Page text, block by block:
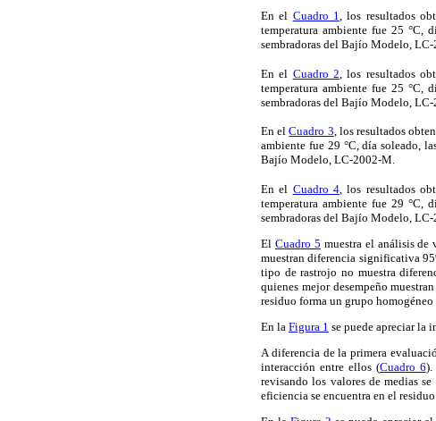
En el Cuadro 1, los resultados
temperatura ambiente fue 25 °C,
sembradoras del Bajío Modelo,
En el Cuadro 2 , los resultados
temperatura ambiente fue 25 °C,
sembradoras del Bajío Modelo, LC-
En elCuadro 3, los resultados
ambiente fue 29 °C, día soleado,
Bajío Modelo, LC-2002-M.
En el Cuadro 4, los resultados
temperatura ambiente fue 29 °C,
sembradoras del Bajío Modelo, LC-
El Cuadro 5 muestra el análisis de
muestran diferencia significativa
tipo de rastrojo no muestra
quienes mejor desempeño
residuo forma un grupo homogéneo
En la Figura 1 se puede apreciar la
A diferencia de la primera
interacción entre ellos (Cuadro 6).
revisando los valores de medias
eficiencia se encuentra en el